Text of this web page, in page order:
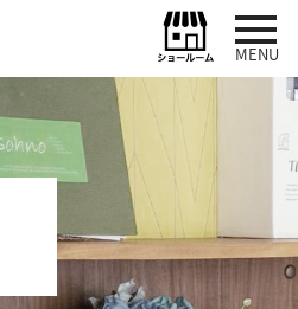
MENU